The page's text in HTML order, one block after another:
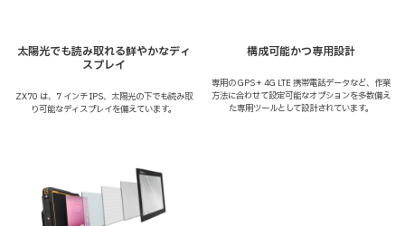
太陽光でも読み取れる鮮やかなディ
スプレイ
ZX70 は、7 インチ IPS、太陽光の下でも読み取
り可能なディスプレイを備えています。
構成可能かつ専用設計
専用の GPS + 4G LTE 携帯電話データなど、作業
方法に合わせて設定可能なオプションを多数備え
た専用ツールとして設計されています。